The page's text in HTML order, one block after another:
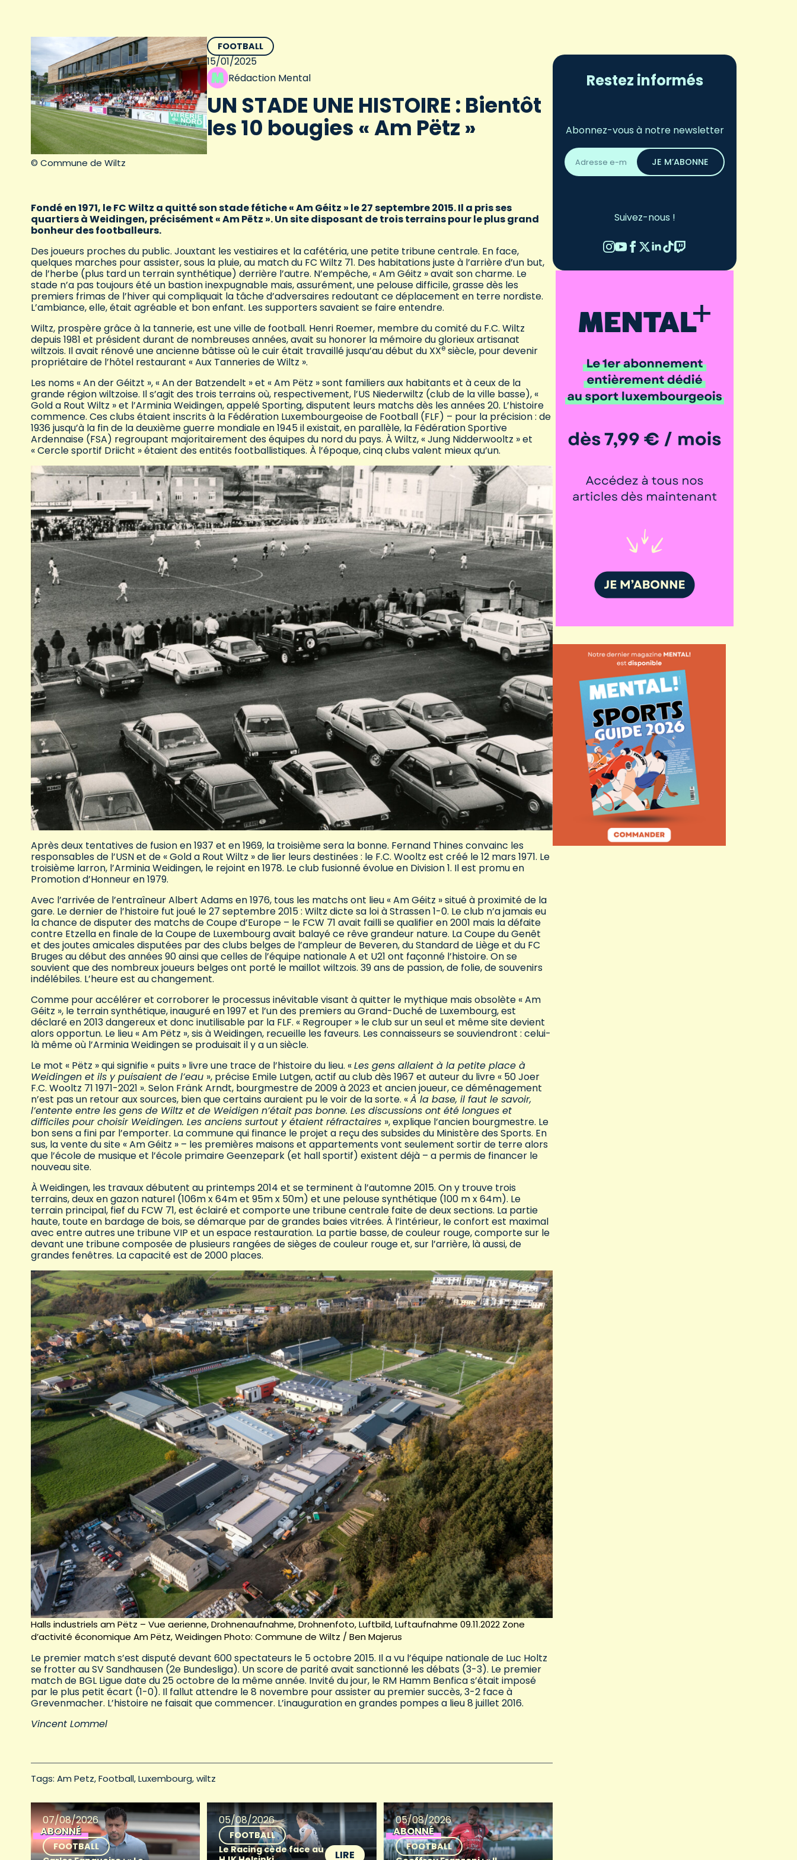
© Commune de Wiltz
FOOTBALL
15/01/2025
Rédaction Mental
UN STADE UNE HISTOIRE : Bientôt
les 10 bougies « Am Pëtz »
Fondé en 1971, le FC Wiltz a quitté son stade fétiche « Am Géitz » le 27 septembre 2015. Il a pris ses
quartiers à Weidingen, précisément « Am Pëtz ». Un site disposant de trois terrains pour le plus grand
bonheur des footballeurs.
Des joueurs proches du public. Jouxtant les vestiaires et la cafétéria, une petite tribune centrale. En face,
quelques marches pour assister, sous la pluie, au match du FC Wiltz 71. Des habitations juste à l’arrière d’un but,
de l’herbe (plus tard un terrain synthétique) derrière l’autre. N’empêche, « Am Géitz » avait son charme. Le
stade n’a pas toujours été un bastion inexpugnable mais, assurément, une pelouse difficile, grasse dès les
premiers frimas de l’hiver qui compliquait la tâche d’adversaires redoutant ce déplacement en terre nordiste.
L’ambiance, elle, était agréable et bon enfant. Les supporters savaient se faire entendre.
Wiltz, prospère grâce à la tannerie, est une ville de football. Henri Roemer, membre du comité du F.C. Wiltz
depuis 1981 et président durant de nombreuses années, avait su honorer la mémoire du glorieux artisanat
wiltzois. Il avait rénové une ancienne bâtisse où le cuir était travaillé jusqu’au début du XXe siècle, pour devenir
propriétaire de l’hôtel restaurant « Aux Tanneries de Wiltz ».
Les noms « An der Géitzt », « An der Batzendelt » et « Am Pëtz » sont familiers aux habitants et à ceux de la
grande région wiltzoise. Il s’agit des trois terrains où, respectivement, l’US Niederwiltz (club de la ville basse), «
Gold a Rout Wiltz » et l’Arminia Weidingen, appelé Sporting, disputent leurs matchs dès les années 20. L’histoire
commence. Ces clubs étaient inscrits à la Fédération Luxembourgeoise de Football (FLF) – pour la précision : de
1936 jusqu’à la fin de la deuxième guerre mondiale en 1945 il existait, en parallèle, la Fédération Sportive
Ardennaise (FSA) regroupant majoritairement des équipes du nord du pays. À Wiltz, « Jung Nidderwooltz » et
« Cercle sportif Driicht » étaient des entités footballistiques. À l’époque, cinq clubs valent mieux qu’un.
Après deux tentatives de fusion en 1937 et en 1969, la troisième sera la bonne. Fernand Thines convainc les
responsables de l’USN et de « Gold a Rout Wiltz » de lier leurs destinées : le F.C. Wooltz est créé le 12 mars 1971. Le
troisième larron, l’Arminia Weidingen, le rejoint en 1978. Le club fusionné évolue en Division 1. Il est promu en
Promotion d’Honneur en 1979.
Avec l’arrivée de l’entraîneur Albert Adams en 1976, tous les matchs ont lieu « Am Géitz » situé à proximité de la
gare. Le dernier de l’histoire fut joué le 27 septembre 2015 : Wiltz dicte sa loi à Strassen 1-0. Le club n’a jamais eu
la chance de disputer des matchs de Coupe d’Europe – le FCW 71 avait failli se qualifier en 2001 mais la défaite
contre Etzella en finale de la Coupe de Luxembourg avait balayé ce rêve grandeur nature. La Coupe du Genêt
et des joutes amicales disputées par des clubs belges de l’ampleur de Beveren, du Standard de Liège et du FC
Bruges au début des années 90 ainsi que celles de l’équipe nationale A et U21 ont façonné l’histoire. On se
souvient que des nombreux joueurs belges ont porté le maillot wiltzois. 39 ans de passion, de folie, de souvenirs
indélébiles. L’heure est au changement.
Comme pour accélérer et corroborer le processus inévitable visant à quitter le mythique mais obsolète « Am
Géitz », le terrain synthétique, inauguré en 1997 et l’un des premiers au Grand-Duché de Luxembourg, est
déclaré en 2013 dangereux et donc inutilisable par la FLF. « Regrouper » le club sur un seul et même site devient
alors opportun. Le lieu « Am Pëtz », sis à Weidingen, recueille les faveurs. Les connaisseurs se souviendront : celui-
là même où l’Arminia Weidingen se produisait il y a un siècle.
Le mot « Pëtz » qui signifie « puits » livre une trace de l’histoire du lieu. «Les gens allaient à la petite place à
Weidingen et ils y puisaient de l’eau », précise Emile Lutgen, actif au club dès 1967 et auteur du livre « 50 Joer
F.C. Wooltz 71 1971-2021 ». Selon Fränk Arndt, bourgmestre de 2009 à 2023 et ancien joueur, ce déménagement
n’est pas un retour aux sources, bien que certains auraient pu le voir de la sorte. «À la base, il faut le savoir,
l’entente entre les gens de Wiltz et de Weidigen n’était pas bonne. Les discussions ont été longues et
difficiles pour choisir Weidingen. Les anciens surtout y étaient réfractaires », explique l’ancien bourgmestre. Le
bon sens a fini par l’emporter. La commune qui finance le projet a reçu des subsides du Ministère des Sports. En
sus, la vente du site « Am Géitz » – les premières maisons et appartements vont seulement sortir de terre alors
que l’école de musique et l’école primaire Geenzepark (et hall sportif) existent déjà – a permis de financer le
nouveau site.
À Weidingen, les travaux débutent au printemps 2014 et se terminent à l’automne 2015. On y trouve trois
terrains, deux en gazon naturel (106m x 64m et 95m x 50m) et une pelouse synthétique (100 m x 64m). Le
terrain principal, fief du FCW 71, est éclairé et comporte une tribune centrale faite de deux sections. La partie
haute, toute en bardage de bois, se démarque par de grandes baies vitrées. À l’intérieur, le confort est maximal
avec entre autres une tribune VIP et un espace restauration. La partie basse, de couleur rouge, comporte sur le
devant une tribune composée de plusieurs rangées de sièges de couleur rouge et, sur l’arrière, là aussi, de
grandes fenêtres. La capacité est de 2000 places.
Halls industriels am Pëtz – Vue aerienne, Drohnenaufnahme, Drohnenfoto, Luftbild, Luftaufnahme 09.11.2022 Zone
d’activité économique Am Pëtz, Weidingen Photo: Commune de Wiltz / Ben Majerus
Le premier match s’est disputé devant 600 spectateurs le 5 octobre 2015. Il a vu l’équipe nationale de Luc Holtz
se frotter au SV Sandhausen (2e Bundesliga). Un score de parité avait sanctionné les débats (3-3). Le premier
match de BGL Ligue date du 25 octobre de la même année. Invité du jour, le RM Hamm Benfica s’était imposé
par le plus petit écart (1-0). Il fallut attendre le 8 novembre pour assister au premier succès, 3-2 face à
Grevenmacher. L’histoire ne faisait que commencer. L’inauguration en grandes pompes a lieu 8 juillet 2016.
Vincent Lommel
Tags: Am Petz Football Luxembourg wiltz
07/08/2026
ABONNÉ
FOOTBALL
05/08/2026
FOOTBALL
Le Racing cède face au
LIRE
05/08/2026
ABONNÉ
FOOTBALL
Restez informés
Abonnez-vous à notre newsletter
Adresse
email
*
JE M’ABONNE
Suivez-nous !